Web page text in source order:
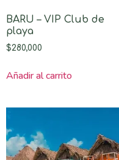
BARU – VIP Club de
playa
$280,000
Añadir al carrito